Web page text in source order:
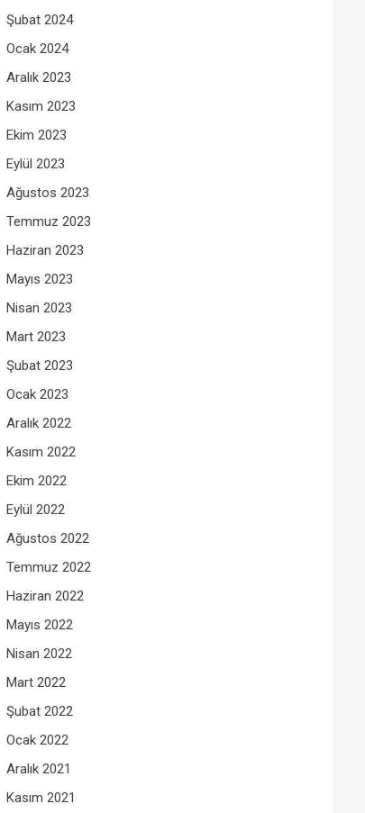
Şubat 2024
Ocak 2024
Aralık 2023
Kasım 2023
Ekim 2023
Eylül 2023
Ağustos 2023
Temmuz 2023
Haziran 2023
Mayıs 2023
Nisan 2023
Mart 2023
Şubat 2023
Ocak 2023
Aralık 2022
Kasım 2022
Ekim 2022
Eylül 2022
Ağustos 2022
Temmuz 2022
Haziran 2022
Mayıs 2022
Nisan 2022
Mart 2022
Şubat 2022
Ocak 2022
Aralık 2021
Kasım 2021